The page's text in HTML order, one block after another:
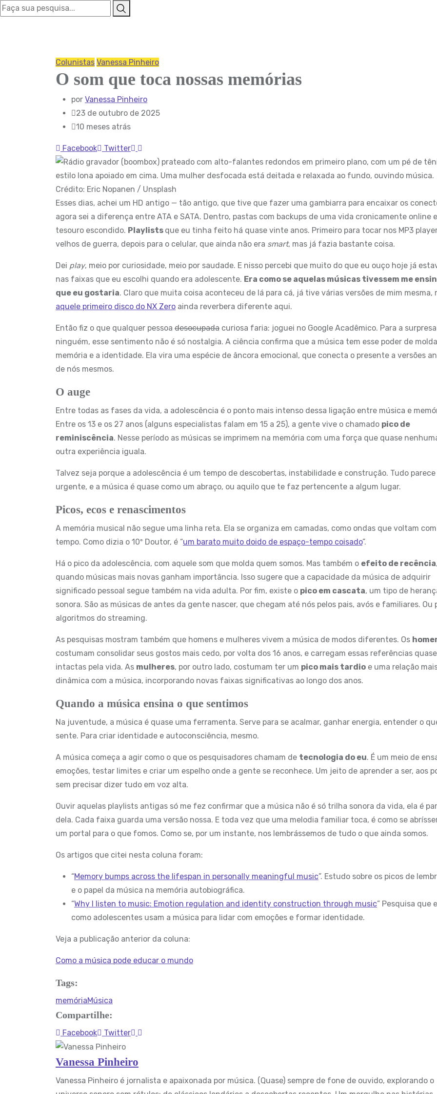
Colunistas Vanessa Pinheiro
O som que toca nossas memórias
por Vanessa Pinheiro
23 de outubro de 2025
10 meses atrás
Facebook Twitter Pinterest
Crédito: Eric Nopanen / Unsplash
Esses dias, achei um HD antigo — tão antigo, que tive que fazer uma gambiarra para encaixar os
agora sei a diferença entre ATA e SATA. Dentro, pastas com backups de uma vida cronicamente online
tesouro escondido. Playlists que eu tinha feito há quase vinte anos. Primeiro para tocar nos MP3
velhos de guerra, depois para o celular, que ainda não era smart, mas já fazia bastante coisa.
Dei play, meio por curiosidade, meio por saudade. E nisso percebi que muito do que eu ouço hoje já
nas faixas que eu escolhi quando era adolescente. Era como se aquelas músicas tivessem me
que eu gostaria. Claro que muita coisa aconteceu de lá para cá, já tive várias versões de mim mesma,
aquele primeiro disco do NX Zero ainda reverbera diferente aqui.
Então fiz o que qualquer pessoa desocupada curiosa faria: joguei no Google Acadêmico. Para a
ninguém, esse sentimento não é só nostalgia. A ciência confirma que a música tem esse poder de
memória e a identidade. Ela vira uma espécie de âncora emocional, que conecta o presente a versões
de nós mesmos.
O auge
Entre todas as fases da vida, a adolescência é o ponto mais intenso dessa ligação entre música e
Entre os 13 e os 27 anos (alguns especialistas falam em 15 a 25), a gente vive o chamado pico de
reminiscência. Nesse período as músicas se imprimem na memória com uma força que quase
outra experiência iguala.
Talvez seja porque a adolescência é um tempo de descobertas, instabilidade e construção. Tudo parece
urgente, e a música é quase como um abraço, ou aquilo que te faz pertencente a algum lugar.
Picos, ecos e renascimentos
A memória musical não segue uma linha reta. Ela se organiza em camadas, como ondas que voltam
tempo. Como dizia o 10º Doutor, é “um barato muito doido de espaço-tempo coisado”.
Há o pico da adolescência, com aquele som que molda quem somos. Mas também o efeito de recência,
quando músicas mais novas ganham importância. Isso sugere que a capacidade da música de adquirir
significado pessoal segue também na vida adulta. Por fim, existe o pico em cascata, um tipo de
sonora. São as músicas de antes da gente nascer, que chegam até nós pelos pais, avós e familiares. Ou
algoritmos do streaming.
As pesquisas mostram também que homens e mulheres vivem a música de modos diferentes. Os
costumam consolidar seus gostos mais cedo, por volta dos 16 anos, e carregam essas referências quase
intactas pela vida. As mulheres, por outro lado, costumam ter um pico mais tardio e uma relação
dinâmica com a música, incorporando novas faixas significativas ao longo dos anos.
Quando a música ensina o que sentimos
Na juventude, a música é quase uma ferramenta. Serve para se acalmar, ganhar energia, entender o
sente. Para criar identidade e autoconsciência, mesmo.
A música começa a agir como o que os pesquisadores chamam de tecnologia do eu. É um meio de
emoções, testar limites e criar um espelho onde a gente se reconhece. Um jeito de aprender a ser, aos
sem precisar dizer tudo em voz alta.
Ouvir aquelas playlists antigas só me fez confirmar que a música não é só trilha sonora da vida, ela é
dela. Cada faixa guarda uma versão nossa. E toda vez que uma melodia familiar toca, é como se
um portal para o que fomos. Como se, por um instante, nos lembrássemos de tudo o que ainda somos.
Os artigos que citei nesta coluna foram:
“Memory bumps across the lifespan in personally meaningful music”. Estudo sobre os picos de
e o papel da música na memória autobiográfica.
“Why I listen to music: Emotion regulation and identity construction through music” Pesquisa que
como adolescentes usam a música para lidar com emoções e formar identidade.
Veja a publicação anterior da coluna:
Como a música pode educar o mundo
Tags:
memóriaMúsica
Compartilhe:
Facebook Twitter Pinterest
Vanessa Pinheiro
Vanessa Pinheiro é jornalista e apaixonada por música. (Quase) sempre de fone de ouvido, explorando o